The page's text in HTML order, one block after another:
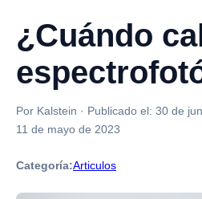
¿Cuándo
Por Kalstein · Publicado el: 30 de
11 de mayo de 2023
Categoría:Articulos